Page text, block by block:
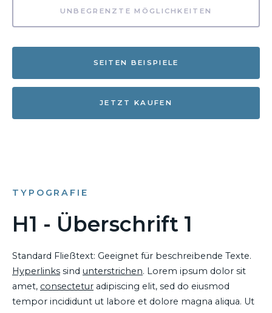
UNBEGRENZTE MÖGLICHKEITEN
SEITEN BEISPIELE
JETZT KAUFEN
TYPOGRAFIE
H1 - Überschrift 1
Standard Fließtext: Geeignet für beschreibende Texte.
Hyperlinks sind unterstrichen. Lorem ipsum dolor sit
amet, consectetur adipiscing elit, sed do eiusmod
tempor incididunt ut labore et dolore magna aliqua. Ut